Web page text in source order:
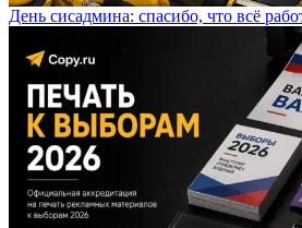
День сисадмина: спасибо, что всё